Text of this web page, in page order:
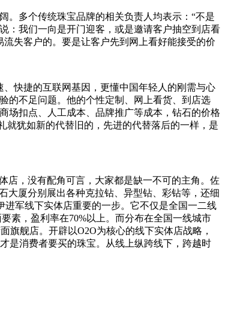
多个传统珠宝品牌的相关负责人均表示：“不是
：我们一向是开门迎客，或是邀请客户抽空到店看
失客户的。要是让客户先到网上看好能接受的价
快捷的互联网基因，更懂中国年轻人的刚需与心
的不足问题。他的个性定制、网上看货、到店选
场扣点、人工成本、品牌推广等成本，钻石的价格
就犹如新的代替旧的，先进的代替落后的一样，是
，没有配角可言，大家都是缺一不可的主角。佐
大厦分别展出各种克拉钻、异型钻、彩钻等，还细
军线下实体店重要的一步。它不仅是全国一二线
素，盈利率在70%以上。而分布在全国一线城市
旗舰店。开辟以O2O为核心的线下实体店战略，
是消费者要买的珠宝。从线上纵跨线下，跨越时